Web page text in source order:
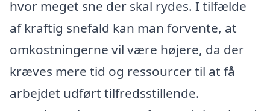
hvor meget sne der skal rydes. I tilfælde
af kraftig snefald kan man forvente, at
omkostningerne vil være højere, da der
kræves mere tid og ressourcer til at få
arbejdet udført tilfredsstillende.